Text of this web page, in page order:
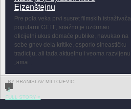
Ejzenštejnu
Pre pola veka prvi susret filmskih istraživača,
popularni GEFF, snažno je uzdrmao
oficijelni ukus domaće publike, navukao na
sebe gnev dela kritike, osporio sineastičku
tradiciju, ali tada aktuelnu i veoma razvijenu
„ama...
BY BRANISLAV MILTOJEVIC
0
FULL STORY »